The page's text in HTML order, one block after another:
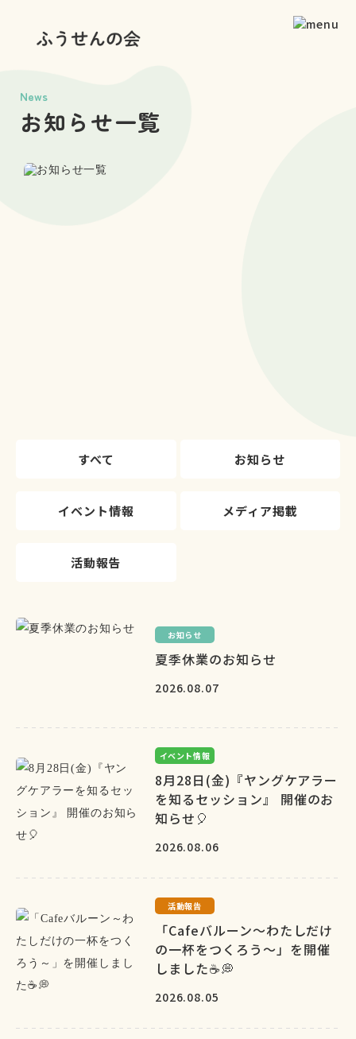
News
お知らせ一覧
すべて お知らせ
イベント情報 メディア掲載
活動報告
お知らせ
夏季休業のお知らせ
2026.08.07
イベント情報
8月28日(金)『ヤングケアラー
を知るセッション』 開催のお
知らせ🎈
2026.08.06
活動報告
「Cafeバルーン～わたしだけ
の一杯をつくろう～」を開催
しました☕💭
2026.08.05